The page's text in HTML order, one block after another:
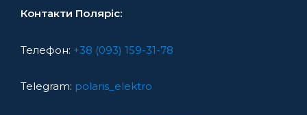
Контакти Поляріс:
Телефон: +38 (093) 159-31-78
Telegram: polaris_elektro